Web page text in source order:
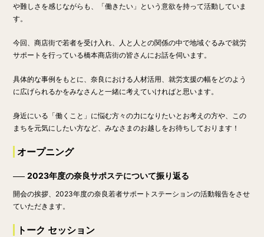
や難しさを感じながらも、「働きたい」という意欲を持って活動していま
す。
今回、商店街で若者を受け入れ、人と人との関係の中で地域ぐるみで就労
サポートを行っている橋本商店街の皆さんにお話を伺います。
具体的な事例をもとに、奈良における人材活用、就労支援の幅をどのよう
に広げられるかをみなさんと一緒に考えていければと思います。
身近にいる「働くこと」に悩む方々の力になりたいとお考えの方や、この
まちを元気にしたい方など、みなさまのお越しをお待ちしております！
オープニング
2023年度の奈良サポステについて振り返る
開会の挨拶、2023年度の奈良若者サポートステーションの活動報告をさせ
ていただきます。
トーク セッション